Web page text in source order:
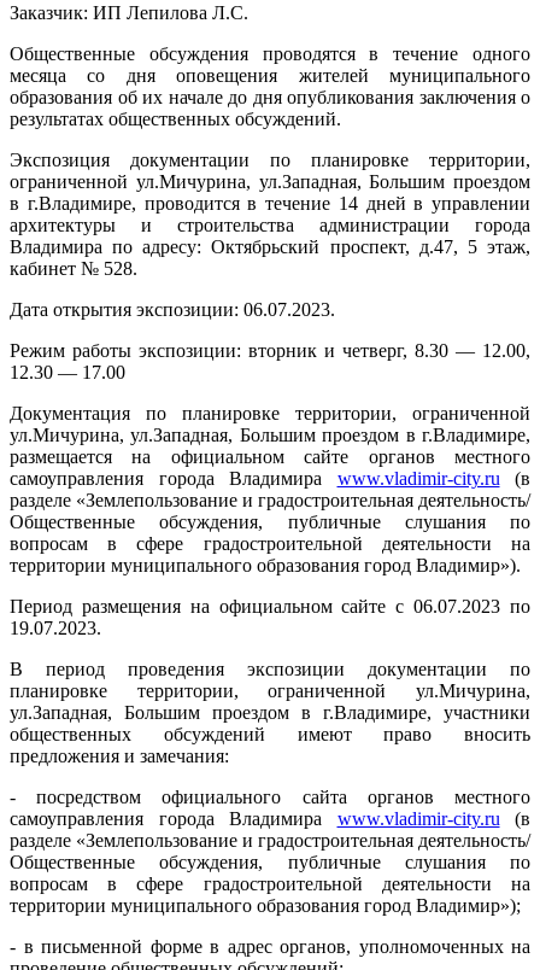
Заказчик: ИП Лепилова Л.С.
Общественные обсуждения проводятся в течение одного
месяца со дня оповещения жителей муниципального
образования об их начале до дня опубликования заключения о
результатах общественных обсуждений.
Экспозиция документации по планировке территории,
ограниченной ул.Мичурина, ул.Западная, Большим проездом
в г.Владимире, проводится в течение 14 дней в управлении
архитектуры и строительства администрации города
Владимира по адресу: Октябрьский проспект, д.47, 5 этаж,
кабинет № 528.
Дата открытия экспозиции: 06.07.2023.
Режим работы экспозиции: вторник и четверг, 8.30 — 12.00,
12.30 — 17.00
Документация по планировке территории, ограниченной
ул.Мичурина, ул.Западная, Большим проездом в г.Владимире,
размещается на официальном сайте органов местного
самоуправления города Владимира www.vladimir-city.ru (в
разделе «Землепользование и градостроительная деятельность/
Общественные обсуждения, публичные слушания по
вопросам в сфере градостроительной деятельности на
территории муниципального образования город Владимир»).
Период размещения на официальном сайте с 06.07.2023 по
19.07.2023.
В период проведения экспозиции документации по
планировке территории, ограниченной ул.Мичурина,
ул.Западная, Большим проездом в г.Владимире, участники
общественных обсуждений имеют право вносить
предложения и замечания:
- посредством официального сайта органов местного
самоуправления города Владимира www.vladimir-city.ru (в
разделе «Землепользование и градостроительная деятельность/
Общественные обсуждения, публичные слушания по
вопросам в сфере градостроительной деятельности на
территории муниципального образования город Владимир»);
- в письменной форме в адрес органов, уполномоченных на